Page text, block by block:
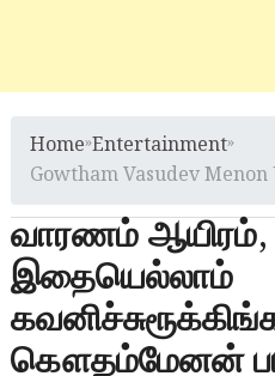
Home»Entertainment»
Gowtham Vasudev
வாரணம் ஆயிரம்,
இதையெல்லாம்
கௌதம்மேனன்